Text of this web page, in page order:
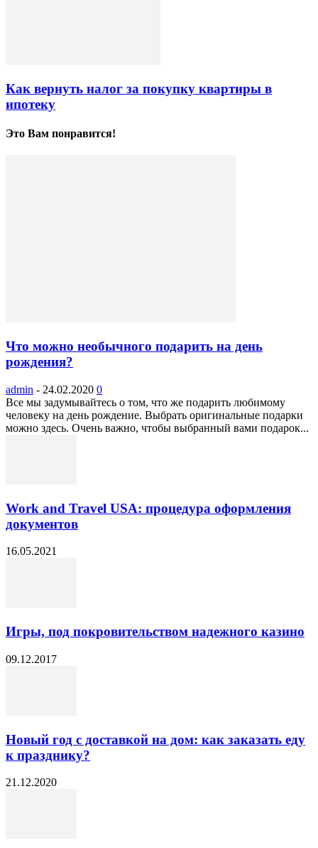
Как вернуть налог за покупку квартиры в
ипотеку
Это Вам понравится!
Что можно необычного подарить на день
рождения?
admin - 24.02.2020 0
Все мы задумывайтесь о том, что же подарить любимому
человеку на день рождение. Выбрать оригинальные подарки
можно здесь. Очень важно, чтобы выбранный вами подарок...
Work and Travel USA: процедура оформления
документов
16.05.2021
Игры, под покровительством надежного казино
09.12.2017
Новый год с доставкой на дом: как заказать еду
к празднику?
21.12.2020